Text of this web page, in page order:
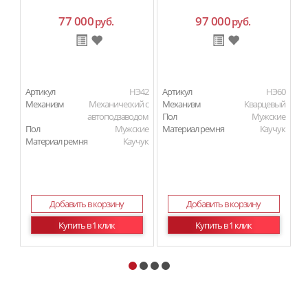
77 000руб.
Артикул
HЭ42
Механизм
Механический с
автоподзаводом
Пол
Мужские
Материал ремня
Каучук
Добавить в корзину
Купить в 1 клик
97 000руб.
Артикул
HЭ60
Механизм
Кварцевый
Пол
Мужские
Материал ремня
Каучук
Добавить в корзину
Купить в 1 клик